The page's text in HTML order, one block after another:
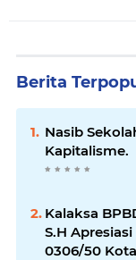
Berita
Nasib
Kapitalisme.
Kalaksa
S.H
0306/50